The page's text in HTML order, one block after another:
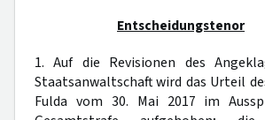
Entscheidungstenor
1. Auf die Revisionen des
Staatsanwaltschaft wird das Urteil
Fulda vom 30. Mai 2017 im